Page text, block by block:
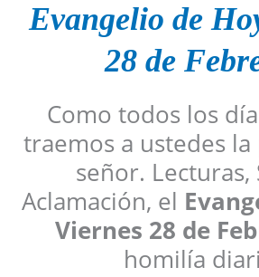
Evangelio de
28 de
Como todos los
traemos a ustedes
señor. Lecturas,
Aclamación, el
Viernes 28 de
homilía